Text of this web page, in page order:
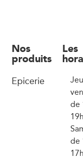
Nos
produits
Epicerie
Les
de
19h
de
17h